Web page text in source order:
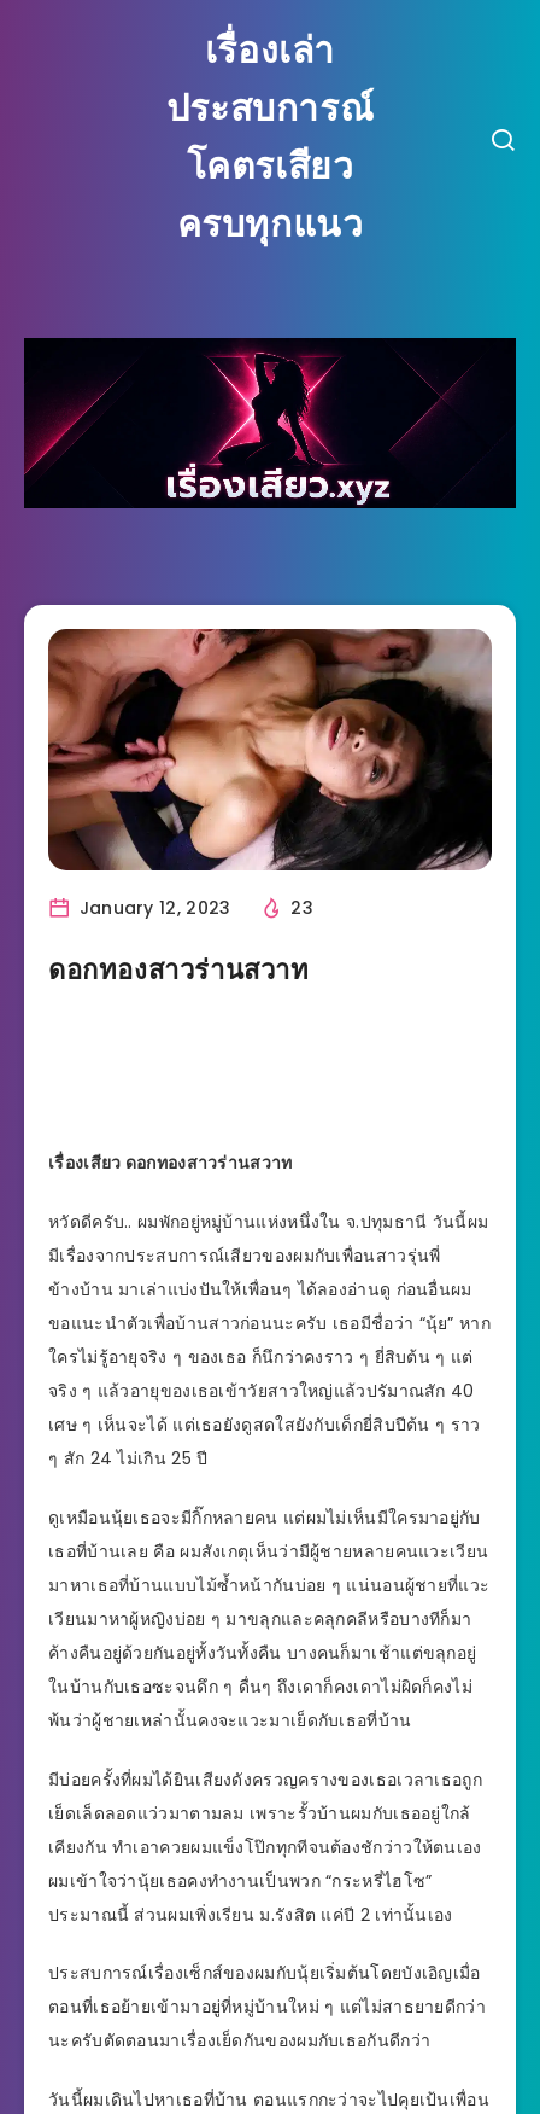
เรื่องเล่า
ประสบการณ์
โคตรเสียว
ครบทุกแนว
January 12, 2023 23
ดอกทองสาวร่านสวาท
เรื่องเสียว ดอกทองสาวร่านสวาท
หวัดดีครับ.. ผมพักอยู่หมู่บ้านแห่งหนึ่งใน จ.ปทุมธานี วันนี้ผม
มีเรื่องจากประสบการณ์เสียวของผมกับเพื่อนสาวรุ่นพี่
ข้างบ้าน มาเล่าแบ่งปันให้เพื่อนๆ ได้ลองอ่านดู ก่อนอื่นผม
ขอแนะนำตัวเพื่อบ้านสาวก่อนนะครับ เธอมีชื่อว่า “นุ้ย” หาก
ใครไม่รู้อายุจริง ๆ ของเธอ ก็นึกว่าคงราว ๆ ยี่สิบต้น ๆ แต่
จริง ๆ แล้วอายุของเธอเข้าวัยสาวใหญ่แล้วปรัมาณสัก 40
เศษ ๆ เห็นจะได้ แต่เธอยังดูสดใสยังกับเด็กยี่สิบปีต้น ๆ ราว
ๆ สัก 24 ไม่เกิน 25 ปี
ดูเหมือนนุ้ยเธอจะมีกิ๊กหลายคน แต่ผมไม่เห็นมีใครมาอยู่กับ
เธอที่บ้านเลย คือ ผมสังเกตุเห็นว่ามีผู้ชายหลายคนแวะเวียน
มาหาเธอที่บ้านแบบไม้ซ้ำหน้ากันบ่อย ๆ แน่นอนผู้ชายที่แวะ
เวียนมาหาผู้หญิงบ่อย ๆ มาขลุกและคลุกคลีหรือบางทีก็มา
ค้างคืนอยู่ด้วยกันอยู่ทั้งวันทั้งคืน บางคนก็มาเช้าแต่ขลุกอยู่
ในบ้านกับเธอซะจนดึก ๆ ดื่นๆ ถึงเดาก็คงเดาไม่ผิดก็คงไม่
พ้นว่าผู้ชายเหล่านั้นคงจะแวะมาเย็ดกับเธอที่บ้าน
มีบ่อยครั้งที่ผมได้ยินเสียงดังครวญครางของเธอเวลาเธอถูก
เย็ดเล็ดลอดแว่วมาตามลม เพราะรั้วบ้านผมกับเธออยู่ใกล้
เคียงกัน ทำเอาควยผมแข็งโป๊กทุกทีจนต้องชักว่าวให้ตนเอง
ผมเข้าใจว่านุ้ยเธอคงทำงานเป็นพวก “กระหรี่ไฮโซ”
ประมาณนี้ ส่วนผมเพิ่งเรียน ม.รังสิต แค่ปี 2 เท่านั้นเอง
ประสบการณ์เรื่องเซ็กส์ของผมกับนุ้ยเริ่มต้นโดยบังเอิญเมื่อ
ตอนที่เธอย้ายเข้ามาอยู่ที่หมู่บ้านใหม่ ๆ แต่ไม่สาธยายดีกว่า
นะครับตัดตอนมาเรื่องเย็ดกันของผมกับเธอกันดีกว่า
วันนี้ผมเดินไปหาเธอที่บ้าน ตอนแรกกะว่าจะไปคุยเป้นเพื่อน